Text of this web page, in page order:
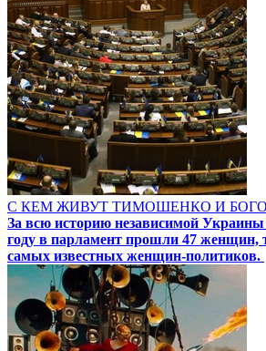
С КЕМ ЖИВУТ ТИМОШЕНКО И
За всю историю независимой
году в парламент прошли 47 женщин,
самых известных женщин-политиков.